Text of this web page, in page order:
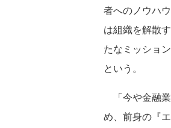
者へのノウハ
は組織を解散
たなミッショ
という。
「今や金融
め、前身の『